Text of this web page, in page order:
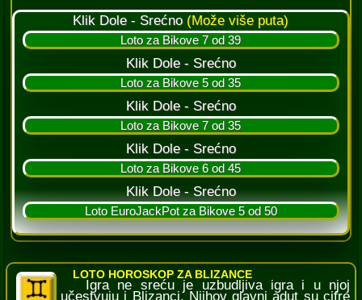
LOTO HOROSKOP ZA BLIZANCE
Igra ne sreću je uzbudljiva igra i u njoj
učestvuju i Blizanci. Njihov glavni adut su cifre